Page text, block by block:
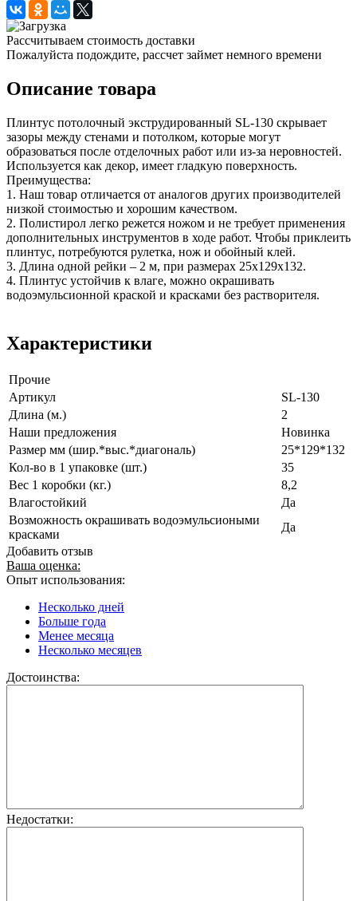
Рассчитываем стоимость доставки
Пожалуйста подождите, рассчет займет немного времени
Описание товара
Плинтус потолочный экструдированный SL-130 скрывает
зазоры между стенами и потолком, которые могут
образоваться после отделочных работ или из-за неровностей.
Используется как декор, имеет гладкую поверхность.
Преимущества:
1. Наш товар отличается от аналогов других производителей
низкой стоимостью и хорошим качеством.
2. Полистирол легко режется ножом и не требует применения
дополнительных инструментов в ходе работ. Чтобы приклеить
плинтус, потребуются рулетка, нож и обойный клей.
3. Длина одной рейки – 2 м, при размерах 25х129х132.
4. Плинтус устойчив к влаге, можно окрашивать
водоэмульсионной краской и красками без растворителя.
Характеристики
Прочие
Артикул
SL-130
Длина (м.)
2
Наши предложения
Новинка
Размер мм (шир.*выс.*диагональ)
25*129*132
Кол-во в 1 упаковке (шт.)
35
Вес 1 коробки (кг.)
8,2
Влагостойкий
Да
Возможность окрашивать водоэмульсиоными
красками
Да
Добавить отзыв
Ваша оценка:
Опыт использования:
Несколько дней
Больше года
Менее месяца
Несколько месяцев
Достоинства:
Недостатки: